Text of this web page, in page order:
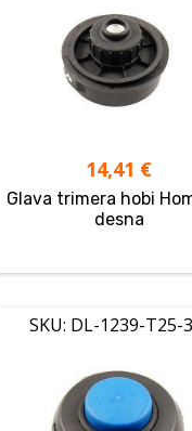
14,41 €
Glava trimera hobi
desna
SKU: DL-1239-T25-